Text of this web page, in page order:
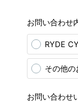
お問い合わせ
RYDE
その他
お問い合わせ